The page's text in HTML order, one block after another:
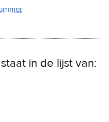
in de lijst van: